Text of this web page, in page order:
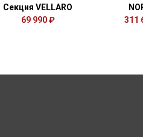
Секция VELLARO
69 990 ₽
311